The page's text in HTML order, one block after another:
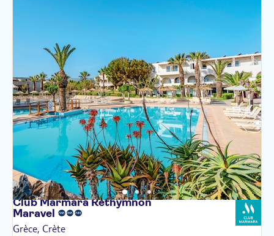
Club Marmara Réthymnon
Maravel
Grèce, Crète